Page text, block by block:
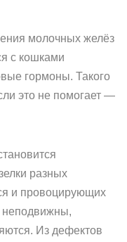
молочных желёз
с кошками
гормоны. Такого
это не помогает —
разных
и провоцирующих
неподвижны,
Из дефектов